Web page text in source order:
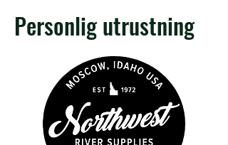
Personlig utrustning